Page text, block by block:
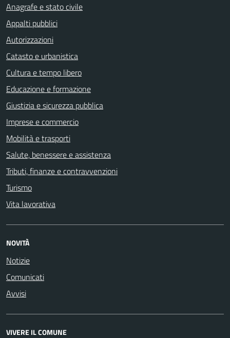
Anagrafe e stato civile
Appalti pubblici
Autorizzazioni
Catasto e urbanistica
Cultura e tempo libero
Educazione e formazione
Giustizia e sicurezza pubblica
Imprese e commercio
Mobilità e trasporti
Salute, benessere e assistenza
Tributi, finanze e contravvenzioni
Turismo
Vita lavorativa
NOVITÀ
Notizie
Comunicati
Avvisi
VIVERE IL COMUNE